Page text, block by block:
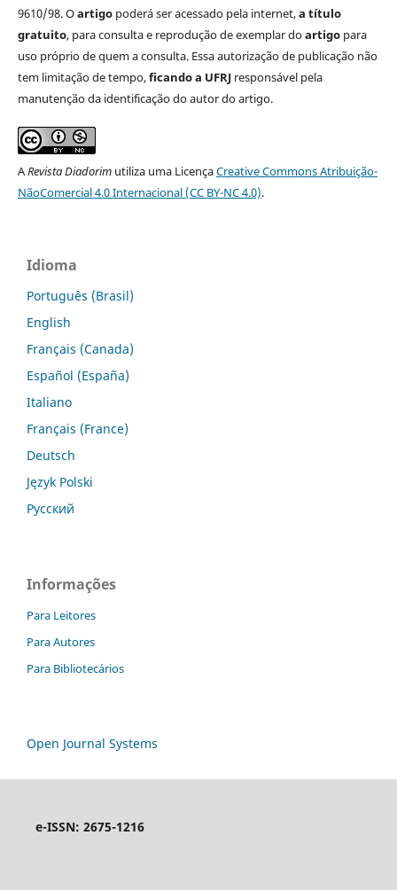
9610/98. Oartigopoderá ser acessado pela internet,a título
gratuito, para consulta e reprodução de exemplar doartigopara
uso próprio de quem a consulta. Essa autorização de publicação não
tem limitação de tempo,ficando a UFRJresponsável pela
manutenção da identificação do autor do artigo.
ARevista Diadorimutiliza uma LicençaCreative Commons Atribuição-
NãoComercial 4.0 Internacional (CC BY-NC 4.0).
Idioma
Português (Brasil)
English
Français (Canada)
Español (España)
Italiano
Français (France)
Deutsch
Język Polski
Русский
Informações
Para Leitores
Para Autores
Para Bibliotecários
Open Journal Systems
e-ISSN: 2675-1216